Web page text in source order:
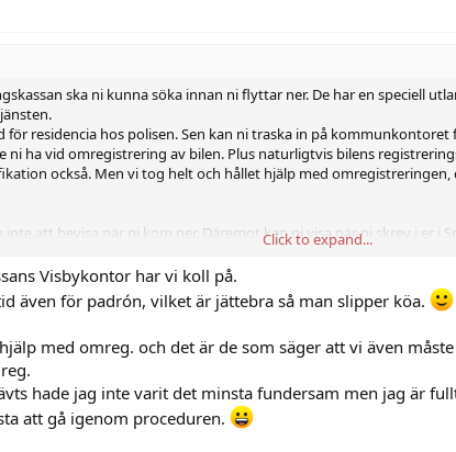
ska ni kunna söka innan ni flyttar ner. De har en speciell
för residencia hos polisen. Sen kan ni traska in på kommunkontoret
ni ha vid omregistrering av bilen. Plus naturligtvis bilens
också. Men vi tog helt och hållet hjälp med
att bevisa när ni kom ner. Däremot kan ni visa när ni skrev i er i
er från Sverige och från när ert Fk-intyg gäller (där anger ni datum för
Click to expand...
Visbykontor har vi koll på.
även för padrón, vilket är jättebra så man slipper köa.
med omreg. och det är de som säger att vi även
hade jag inte varit det minsta fundersam men jag är
att gå igenom proceduren.